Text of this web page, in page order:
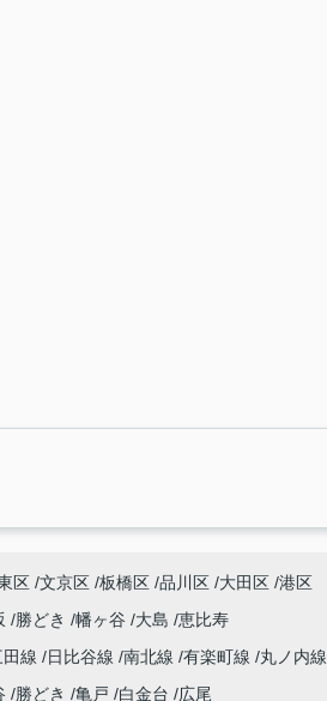
区 文京区 板橋区 品川区 大田区 港区
勝どき 幡ヶ谷 大島 恵比寿
線 日比谷線 南北線 有楽町線 丸ノ内線
勝どき 亀戸 白金台 広尾